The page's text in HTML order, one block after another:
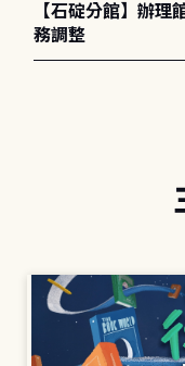
【石碇分館】辦理
務調整